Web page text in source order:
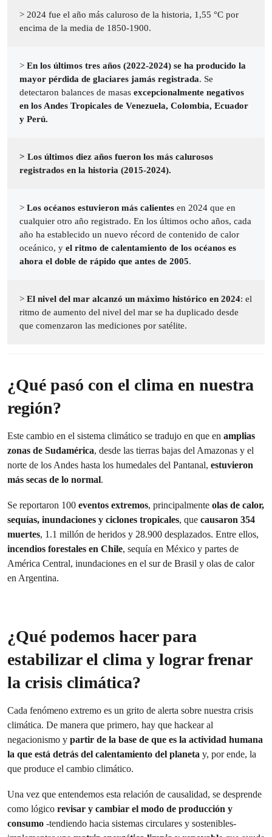
> 2024 fue el año más caluroso de la historia, 1,55 °C por
encima de la media de 1850-1900.
> En los últimos tres años (2022-2024) se ha producido la
mayor pérdida de glaciares jamás registrada. Se
detectaron balances de masas excepcionalmente negativos
en los Andes Tropicales de Venezuela, Colombia, Ecuador
y Perú.
> Los últimos diez años fueron los más calurosos
registrados en la historia (2015-2024).
> Los océanos estuvieron más calientes en 2024 que en
cualquier otro año registrado. En los últimos ocho años, cada
año ha establecido un nuevo récord de contenido de calor
oceánico, y el ritmo de calentamiento de los océanos es
ahora el doble de rápido que antes de 2005.
> El nivel del mar alcanzó un máximo histórico en 2024: el
ritmo de aumento del nivel del mar se ha duplicado desde
que comenzaron las mediciones por satélite.
¿Qué pasó con el clima en nuestra
región?
Este cambio en el sistema climático se tradujo en que en amplias
zonas de Sudamérica, desde las tierras bajas del Amazonas y el
norte de los Andes hasta los humedales del Pantanal, estuvieron
más secas de lo normal.
Se reportaron 100 eventos extremos, principalmente olas de calor,
sequías, inundaciones y ciclones tropicales, que causaron 354
muertes, 1.1 millón de heridos y 28.900 desplazados. Entre ellos,
incendios forestales en Chile, sequía en México y partes de
América Central, inundaciones en el sur de Brasil y olas de calor
en Argentina.
¿Qué podemos hacer para
estabilizar el clima y lograr frenar
la crisis climática?
Cada fenómeno extremo es un grito de alerta sobre nuestra crisis
climática. De manera que primero, hay que hackear al
negacionismo y partir de la base de que es la actividad humana
la que está detrás del calentamiento del planeta y, por ende, la
que produce el cambio climático.
Una vez que entendemos esta relación de causalidad, se desprende
como lógico revisar y cambiar el modo de producción y
consumo -tendiendo hacia sistemas circulares y sostenibles-